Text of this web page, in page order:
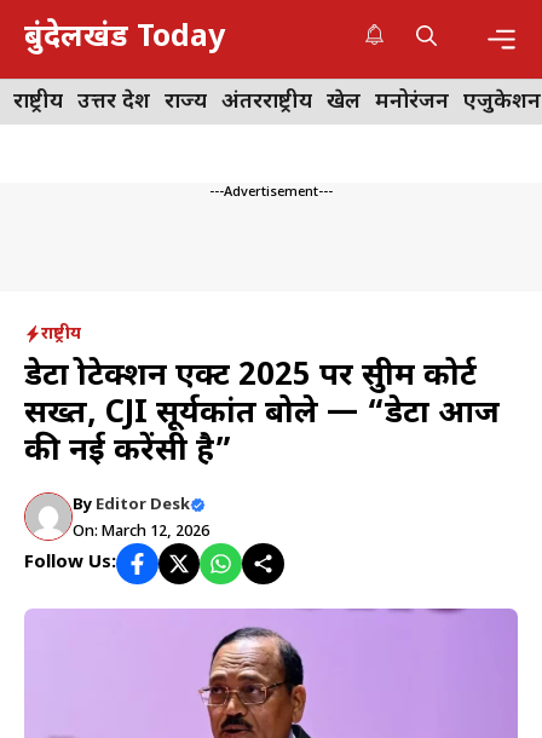
Skip
content
बुंदेलखंड Today
राष्ट्रीय उत्तर प्रदेश राज्य अंतरराष्ट्रीय खेल मनोरंजन एजुकेशन
---Advertisement---
राष्ट्रीय
डेटा प्रोटेक्शन एक्ट 2025 पर सुप्रीम कोर्ट
सख्त, CJI सूर्यकांत बोले — “डेटा आज
की नई करेंसी है”
By Editor Desk
On: March 12, 2026
Follow Us: